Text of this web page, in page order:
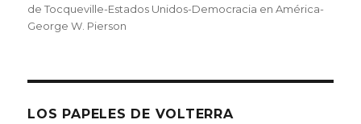
el
de Tocqueville-Estados Unidos-Democracia en América-
George W. Pierson
LOS PAPELES DE VOLTERRA